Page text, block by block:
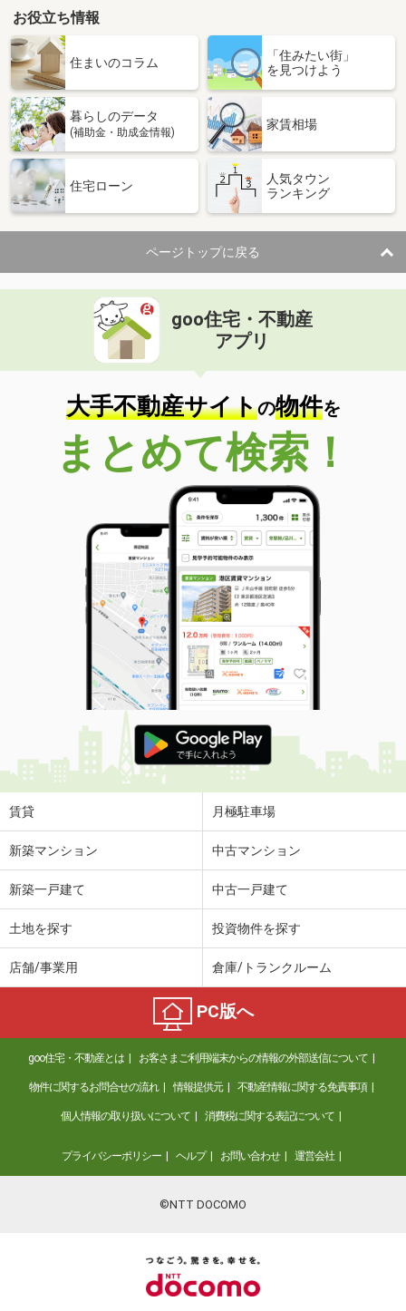
お役立ち情報
住まいのコラム
「住みたい街」
を見つけよう
暮らしのデータ
(補助金・助成金情報)
家賃相場
住宅ローン
人気タウン
ランキング
ページトップに戻る
goo住宅・不動産
アプリ
大手不動産サイトの物件を
まとめて検索！
賃貸 月極駐車場
新築マンション 中古マンション
新築一戸建て 中古一戸建て
土地を探す 投資物件を探す
店舗/事業用 倉庫/トランクルーム
PC版へ
goo住宅・不動産とは お客さまご利用端末からの情報の外部送信について
物件に関するお問合せの流れ 情報提供元 不動産情報に関する免責事項
個人情報の取り扱いについて 消費税に関する表記について
プライバシーポリシー ヘルプ お問い合わせ 運営会社
©NTT DOCOMO